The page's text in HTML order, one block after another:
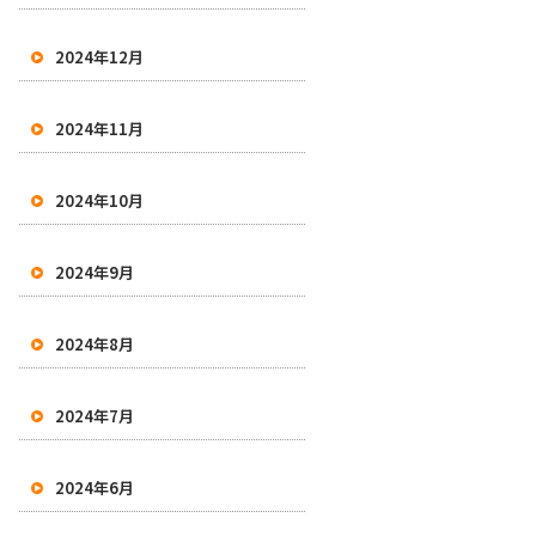
2024年12月
2024年11月
2024年10月
2024年9月
2024年8月
2024年7月
2024年6月